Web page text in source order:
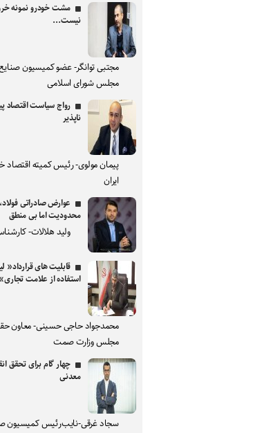
مشت خودرو نمونه
نیست...
مجتبی توانگر- عضو کمیسیون
مجلس شورای اسلامی
رواج سیاست اقتصاد
ناپذیر
پیمان مولوی- رئیس کمیته اقتصاد
ایران
عوارض صادراتی
محدودیت اما بی منطق
ولید هلالات-
قابلیت های
استفاده از علامت
محمدجواد حاجی حسینی- معاون
مجلس وزارت صمت
چهار گام برای تحقق
معدنی
سجاد غرقی-نایب‌رئیس کمیسیون